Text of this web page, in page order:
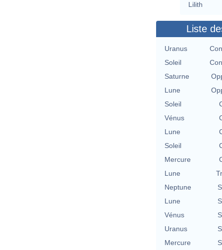
Lilith
Liste
Uranus
Soleil
Saturne
Lune
Soleil
Vénus
Lune
Soleil
Mercure
Lune
Neptune
Lune
Vénus
Uranus
Mercure